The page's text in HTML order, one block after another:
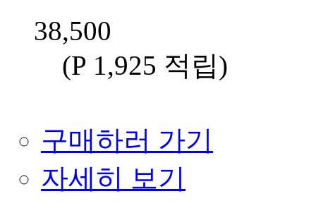
38,500
(P 1,925 적립)
구매하러 가기
자세히 보기